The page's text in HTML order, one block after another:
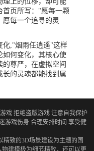
首页所写："愿每一颗
每一个追寻的灵
化,"烟雨任逍遥"这样
如何变化，其核心使
尊严，在虚拟空间
长的灵魂都能找到属
戏 拒绝盗版游戏 注意自我保护
游戏伤身 合理安排时间 享受健
精致的3D场景建设为主题的国
建模极为细节精致，还可以更